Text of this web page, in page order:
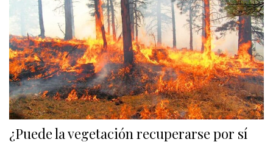
¿Puede la vegetación recuperarse por sí